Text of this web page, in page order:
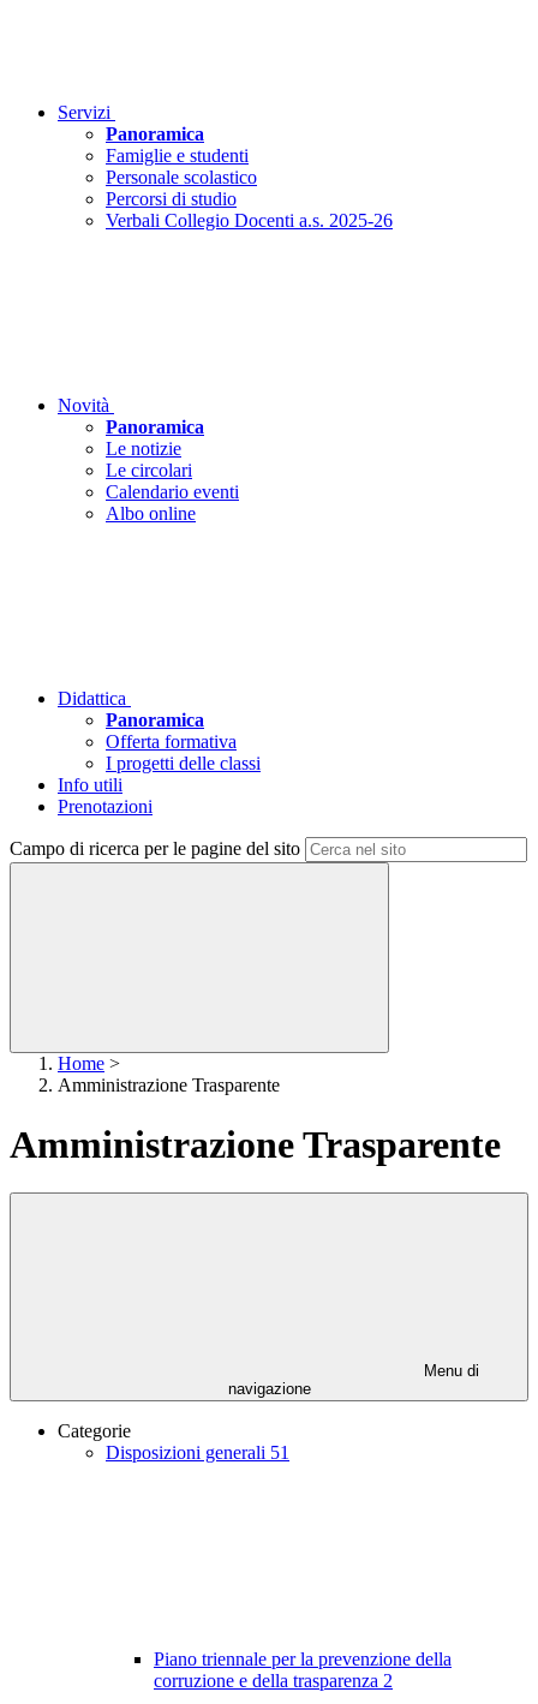
Servizi
Panoramica
Famiglie e studenti
Personale scolastico
Percorsi di studio
Verbali Collegio Docenti a.s. 2025-26
Novità
Panoramica
Le notizie
Le circolari
Calendario eventi
Albo online
Didattica
Panoramica
Offerta formativa
I progetti delle classi
Info utili
Prenotazioni
Campo di ricerca per le pagine del sito
Home >
Amministrazione Trasparente
Amministrazione Trasparente
Menu di
navigazione
Categorie
Disposizioni generali 51
Piano triennale per la prevenzione della
corruzione e della trasparenza 2